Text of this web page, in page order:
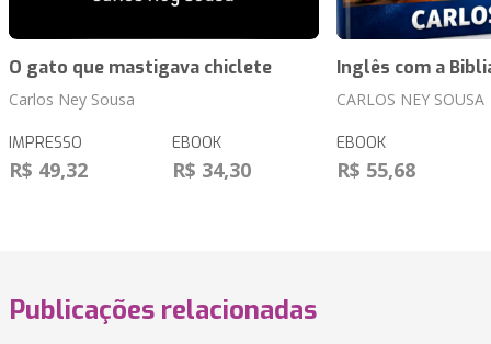
O gato que mastigava chiclete
Carlos Ney Sousa
IMPRESSO
R$ 49,32
EBOOK
R$ 34,30
Inglês com a
CARLOS NEY SOUSA
EBOOK
R$ 55,68
Publicações relacionadas